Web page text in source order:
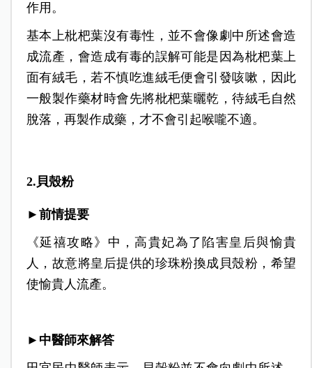
作用。
基本上枇杷葉沒有毒性，並不會像劇中所述會造
成流產，會造成有毒的誤解可能是因為枇杷葉上
面有絨毛，若不慎吃進絨毛便會引發咳嗽，因此
一般製作藥材時會先將枇杷葉曬乾，待絨毛自然
脫落，再製作成藥，才不會引起喉嚨不適。
2.貝殼粉
►前情提要
《延禧攻略》中，高貴妃為了陷害皇后與愉貴
人，故意將皇后提供的珍珠粉換成貝殼粉，希望
使愉貴人流產。
►中醫師來解答